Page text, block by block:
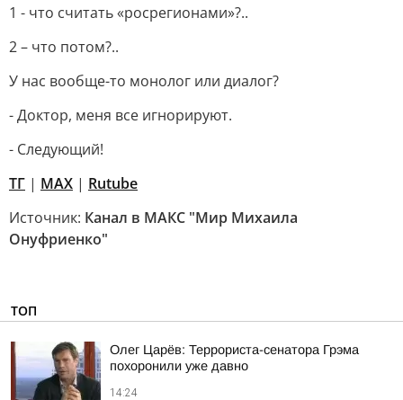
1 - что считать «росрегионами»?..
2 – что потом?..
У нас вообще-то монолог или диалог?
- Доктор, меня все игнорируют.
- Следующий!
ТГ | МАХ | Rutube
Источник: Канал в МАКС "Мир Михаила
Онуфриенко"
ТОП
Олег Царёв: Террориста-сенатора Грэма
похоронили уже давно
14:24